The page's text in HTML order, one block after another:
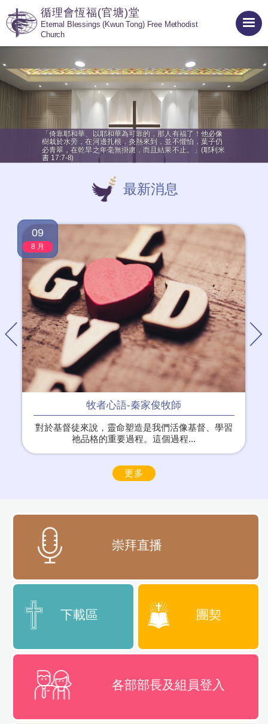
循理會恆福(官塘)堂
Eternal Blessings (Kwun Tong) Free Methodist
Church
旱之年毫無掛慮，⁢而且結果不止。⁢」(耶利米書 17:7-8)
「倚靠耶和華、以耶和華為可靠的，那人有福了！他必像
樹栽於水旁，在河邊扎根，炎熱來到，並不懼怕，⁢葉子仍
必青翠，在乾旱之年毫無掛慮，⁢而且結果不止。⁢」(耶利米
書 17:7-8)
最新消息
09
8 月
牧者心語-秦家俊牧師
對於基督徒來說，靈命塑造是我們活像基督、學習
祂品格的重要過程。這個過程...
更多
崇拜直播
下載區 團契
各部部長及組員登入